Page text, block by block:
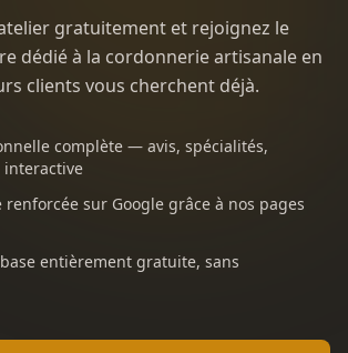
gratuitement et rejoignez le
dédié à la cordonnerie artisanale en
clients vous cherchent déjà.
complète — avis, spécialités,
interactive
sur Google grâce à nos pages
entièrement gratuite, sans